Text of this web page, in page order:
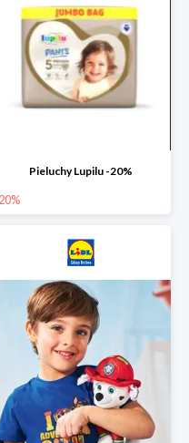
Pieluchy Lupilu -20%
20%